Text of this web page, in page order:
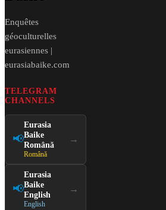
Enquêtes
géoculturelles
eurasiennes |
eurasiabaike.com
TELEGRAM
CHANNELS
📢
Eurasia
Baike
Română
Română
→
📢
Eurasia
Baike
English
English
→